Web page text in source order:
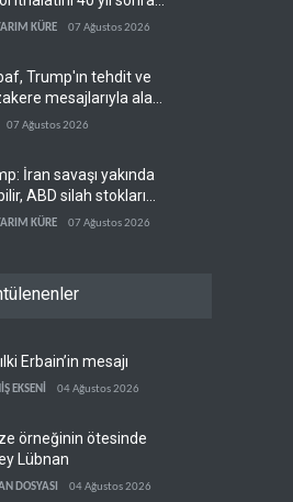
durdurdu
KÜRE 07 Ağustos 2026
Trump'ın tehdit ve
mesajlarıyla alay
07 Ağustos 2026
İran savaşı yakında
ABD silah stokları
KÜRE 07 Ağustos 2026
askeri üs projesi
ordusunda helikopter
Erbain’in mesajı
EKSENİ 04 Ağustos 2026
örneğinin ötesinde
Lübnan
DOSYASI 04 Ağustos 2026